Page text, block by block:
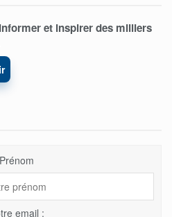
et inspirer des milliers
Prénom
email :